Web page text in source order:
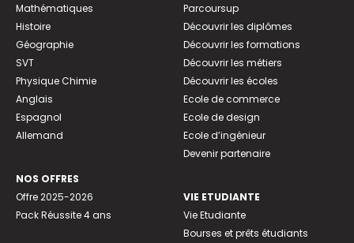
Mathématiques
Histoire
Géographie
SVT
Physique Chimie
Anglais
Espagnol
Allemand
NOS OFFRES
Offre 2025-2026
Pack Réussite 4 ans
Parcoursup
Découvrir les diplômes
Découvrir les formations
Découvrir les métiers
Découvrir les écoles
Ecole de commerce
Ecole de design
Ecole d’ingénieur
Devenir partenaire
VIE ETUDIANTE
Vie Etudiante
Bourses et prêts étudiants